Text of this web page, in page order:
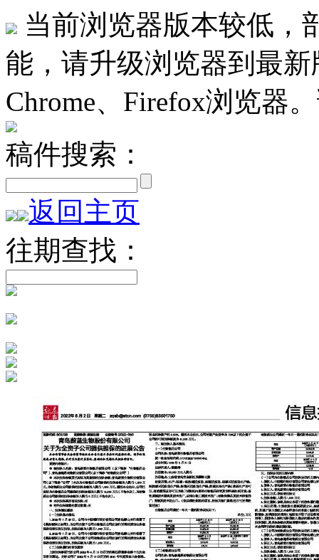
当前浏览器版本较低，
能，请升级浏览器到最
Chrome、Firefox浏览器
稿件搜索：
返回主页
往期查找：